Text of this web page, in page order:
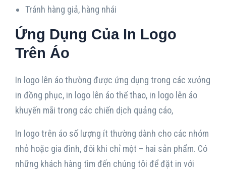
Tránh hàng giả, hàng nhái
Ứng Dụng Của In Logo
Trên Áo
In logo lên áo thường được ứng dụng trong các xưởng
in đồng phục, in logo lên áo thể thao, in logo lên áo
khuyến mãi trong các chiến dịch quảng cáo,
In logo trên áo số lượng ít thường dành cho các nhóm
nhỏ hoặc gia đình, đôi khi chỉ một – hai sản phẩm. Có
những khách hàng tìm đến chúng tôi để đặt in với